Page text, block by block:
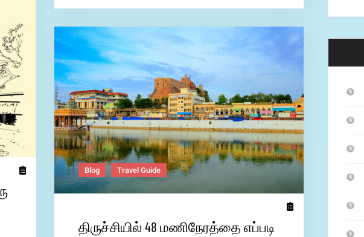
Blog Travel Guide
திருச்சியில் 48 மணிநேரத்தை எப்படி